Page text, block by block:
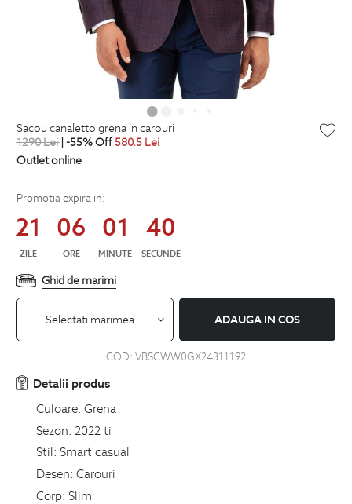
sacou canaletto grena in carouri
1290Lei| -55% Off580.5 Lei
Outlet online
Promotia expira in:
21
ZILE
06
ORE
01
MINUTE
39
SECUNDE
Ghid de marimi
Selectati marimea ADAUGA IN COS
COD: VBSCWW0GX24311192
Detalii produs
Culoare: Grena
Sezon: 2022 ti
Stil: Smart casual
Desen: Carouri
Corp: Slim